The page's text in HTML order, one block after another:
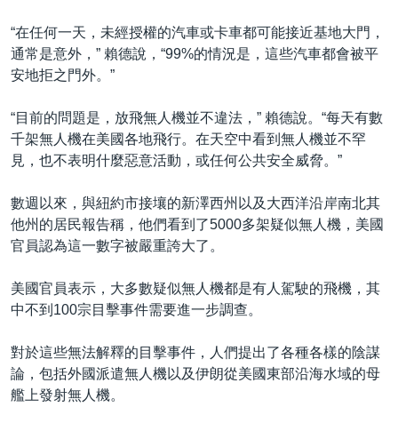
“在任何一天，未經授權的汽車或卡車都可能接近基地大門，
通常是意外，” 賴德說，“99%的情況是，這些汽車都會被平
安地拒之門外。”
“目前的問題是，放飛無人機並不違法，” 賴德說。“每天有數
千架無人機在美國各地飛行。在天空中看到無人機並不罕
見，也不表明什麼惡意活動，或任何公共安全威脅。”
數週以來，與紐約市接壤的新澤西州以及大西洋沿岸南北其
他州的居民報告稱，他們看到了5000多架疑似無人機，美國
官員認為這一數字被嚴重誇大了。
美國官員表示，大多數疑似無人機都是有人駕駛的飛機，其
中不到100宗目擊事件需要進一步調查。
對於這些無法解釋的目擊事件，人們提出了各種各樣的陰謀
論，包括外國派遣無人機以及伊朗從美國東部沿海水域的母
艦上發射無人機。